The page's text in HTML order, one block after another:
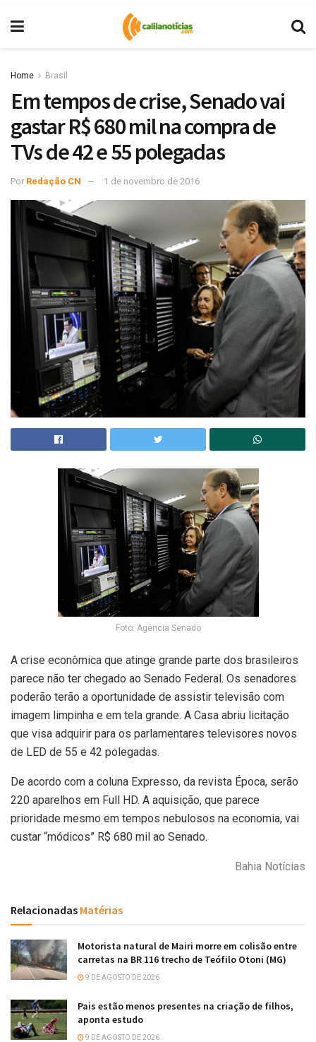
Home Brasil
Em tempos de crise, Senado vai
gastar R$ 680 mil na compra de
TVs de 42 e 55 polegadas
Por Redação CN 1 de novembro de 2016
Foto: Agência Senado
A crise econômica que atinge grande parte dos brasileiros
parece não ter chegado ao Senado Federal. Os senadores
poderão terão a oportunidade de assistir televisão com
imagem limpinha e em tela grande. A Casa abriu licitação
que visa adquirir para os parlamentares televisores novos
de LED de 55 e 42 polegadas.
De acordo com a coluna Expresso, da revista Época, serão
220 aparelhos em Full HD. A aquisição, que parece
prioridade mesmo em tempos nebulosos na economia, vai
custar “módicos” R$ 680 mil ao Senado.
Bahia Notícias
Relacionadas Matérias
Motorista natural de Mairi morre em colisão entre
carretas na BR 116 trecho de Teófilo Otoni (MG)
9 DE AGOSTO DE 2026
Pais estão menos presentes na criação de filhos,
aponta estudo
9 DE AGOSTO DE 2026